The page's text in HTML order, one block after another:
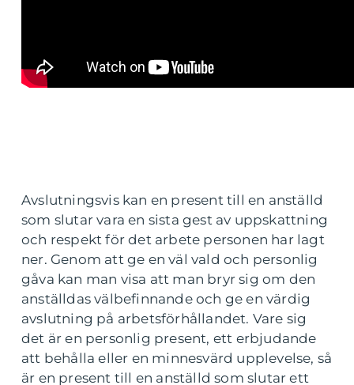
Avslutningsvis kan en present till en anställd
som slutar vara en sista gest av uppskattning
och respekt för det arbete personen har lagt
ner. Genom att ge en väl vald och personlig
gåva kan man visa att man bryr sig om den
anställdas välbefinnande och ge en värdig
avslutning på arbetsförhållandet. Vare sig
det är en personlig present, ett erbjudande
att behålla eller en minnesvärd upplevelse, så
är en present till en anställd som slutar ett